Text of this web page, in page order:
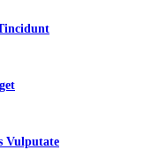
Vulputate